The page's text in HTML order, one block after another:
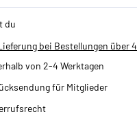
du
bei Bestellungen über
von 2-4 Werktagen
für Mitglieder